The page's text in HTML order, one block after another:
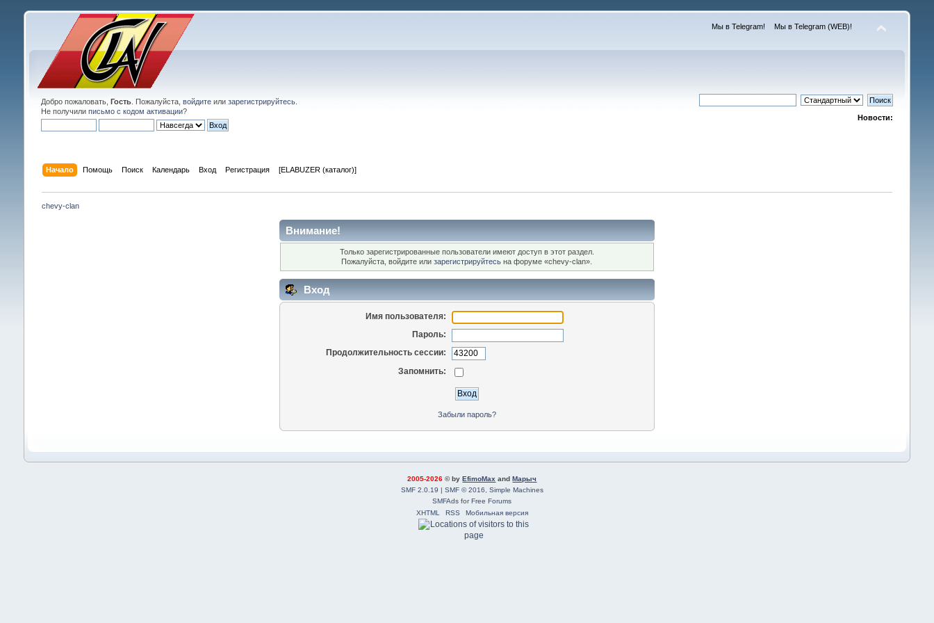
Мы в Telegram! Мы в Telegram (WEB)!
Добро пожаловать, Гость. Пожалуйста, войдитеили зарегистрируйтесь.
Не получили письмо с кодом активации?
Новости:
Начало Помощь Поиск Календарь Вход Регистрация [ELABUZER (каталог)]
chevy-clan
Внимание!
Только зарегистрированные пользователи имеют доступ в этот раздел.
Пожалуйста, войдите илизарегистрируйтесь на форуме «chevy-clan».
Вход
Имя пользователя:
Пароль:
Продолжительность сессии:
Запомнить:
Забыли пароль?
2005-2026 © byEfimoMax andМарыч
SMF 2.0.19 | SMF © 2016
Simple Machines
SMFAds forFree Forums
XHTML
RSS Мобильная версия